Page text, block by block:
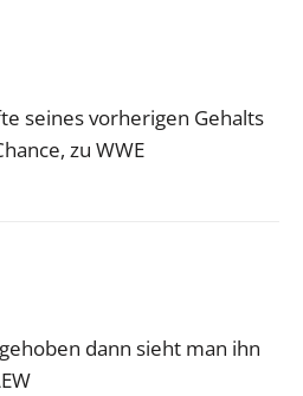
seines vorherigen Gehalts
zu WWE
dann sieht man ihn